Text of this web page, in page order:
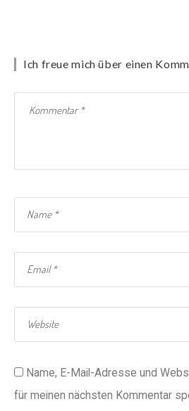
Ich freue mich über einen
Name, E-Mail-Adresse und
für meinen nächsten Kommentar